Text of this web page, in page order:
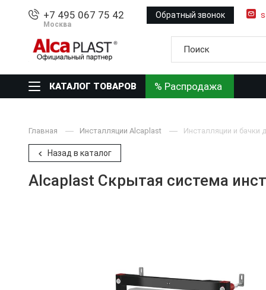
+7 495 067 75 42
Москва
Обратный звонок
КАТАЛОГ ТОВАРОВ % Распродажа
Главная Инсталляции Alcaplast Инсталляции и бачки
Назад в каталог
Alcaplast Скрытая система